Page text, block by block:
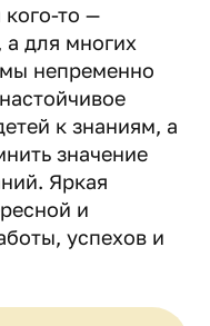
кого-то —
для многих
непременно
к знаниям, а
значение
Яркая
и
успехов и